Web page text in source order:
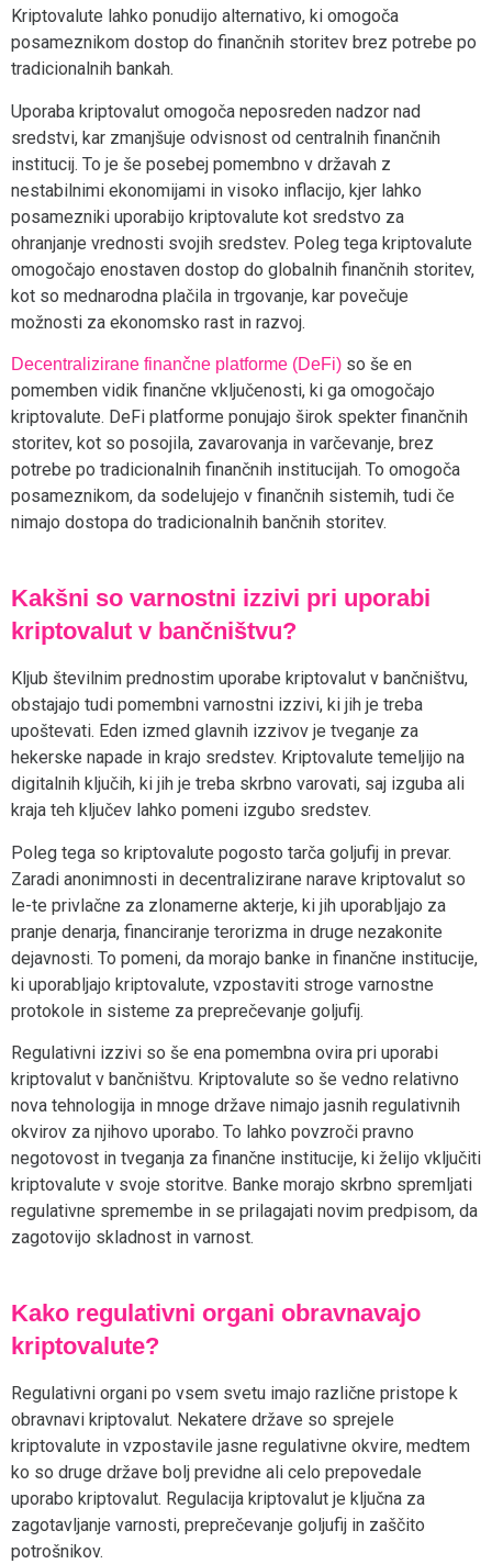
Kriptovalute lahko ponudijo alternativo, ki omogoča
posameznikom dostop do finančnih storitev brez potrebe po
tradicionalnih bankah.
Uporaba kriptovalut omogoča neposreden nadzor nad
sredstvi, kar zmanjšuje odvisnost od centralnih finančnih
institucij. To je še posebej pomembno v državah z
nestabilnimi ekonomijami in visoko inflacijo, kjer lahko
posamezniki uporabijo kriptovalute kot sredstvo za
ohranjanje vrednosti svojih sredstev. Poleg tega kriptovalute
omogočajo enostaven dostop do globalnih finančnih storitev,
kot so mednarodna plačila in trgovanje, kar povečuje
možnosti za ekonomsko rast in razvoj.
Decentralizirane finančne platforme (DeFi) so še en
pomemben vidik finančne vključenosti, ki ga omogočajo
kriptovalute. DeFi platforme ponujajo širok spekter finančnih
storitev, kot so posojila, zavarovanja in varčevanje, brez
potrebe po tradicionalnih finančnih institucijah. To omogoča
posameznikom, da sodelujejo v finančnih sistemih, tudi če
nimajo dostopa do tradicionalnih bančnih storitev.
Kakšni so varnostni izzivi pri uporabi
kriptovalut v bančništvu?
Kljub številnim prednostim uporabe kriptovalut v bančništvu,
obstajajo tudi pomembni varnostni izzivi, ki jih je treba
upoštevati. Eden izmed glavnih izzivov je tveganje za
hekerske napade in krajo sredstev. Kriptovalute temeljijo na
digitalnih ključih, ki jih je treba skrbno varovati, saj izguba ali
kraja teh ključev lahko pomeni izgubo sredstev.
Poleg tega so kriptovalute pogosto tarča goljufij in prevar.
Zaradi anonimnosti in decentralizirane narave kriptovalut so
le-te privlačne za zlonamerne akterje, ki jih uporabljajo za
pranje denarja, financiranje terorizma in druge nezakonite
dejavnosti. To pomeni, da morajo banke in finančne institucije,
ki uporabljajo kriptovalute, vzpostaviti stroge varnostne
protokole in sisteme za preprečevanje goljufij.
Regulativni izzivi so še ena pomembna ovira pri uporabi
kriptovalut v bančništvu. Kriptovalute so še vedno relativno
nova tehnologija in mnoge države nimajo jasnih regulativnih
okvirov za njihovo uporabo. To lahko povzroči pravno
negotovost in tveganja za finančne institucije, ki želijo vključiti
kriptovalute v svoje storitve. Banke morajo skrbno spremljati
regulativne spremembe in se prilagajati novim predpisom, da
zagotovijo skladnost in varnost.
Kako regulativni organi obravnavajo
kriptovalute?
Regulativni organi po vsem svetu imajo različne pristope k
obravnavi kriptovalut. Nekatere države so sprejele
kriptovalute in vzpostavile jasne regulativne okvire, medtem
ko so druge države bolj previdne ali celo prepovedale
uporabo kriptovalut. Regulacija kriptovalut je ključna za
zagotavljanje varnosti, preprečevanje goljufij in zaščito
potrošnikov.